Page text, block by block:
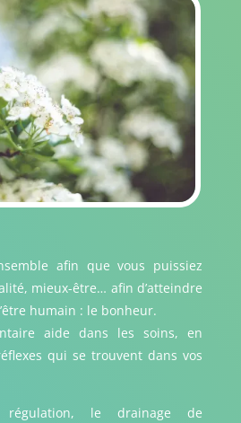
afin que vous puissiez
mieux-être… afin d’atteindre
humain : le bonheur.
aide dans les soins, en
qui se trouvent dans vos
le drainage de